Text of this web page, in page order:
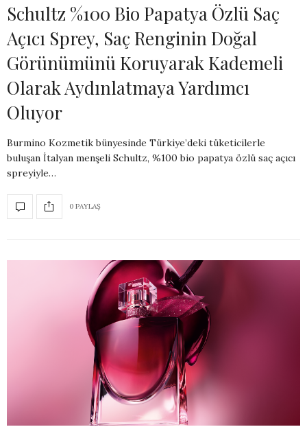
Schultz %100 Bio Papatya Özlü Saç
Açıcı Sprey, Saç Renginin Doğal
Görünümünü Koruyarak Kademeli
Olarak Aydınlatmaya Yardımcı
Oluyor
Burmino Kozmetik bünyesinde Türkiye’deki tüketicilerle
buluşan İtalyan menşeli Schultz, %100 bio papatya özlü saç açıcı
spreyiyle…
0 PAYLAŞ